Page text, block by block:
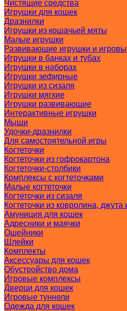
Чистящие средства
Игрушки для кошек
Дразнилки
Игрушки из кошачьей мяты
Малые игрушки
Развивающие игрушки и
Игрушки в банках и тубах
Игрушки в наборах
Игрушки зефирные
Игрушки из сизаля
Игрушки мягкие
Игрушки развивающие
Интерактивные игрушки
Мыши
Удочки-дразнилки
Для самостоятельной игры
Когтеточки
Когтеточки из гофрокартона
Когтеточки-столбики
Комплексы с когтеточками
Малые когтеточки
Когтеточки из сизаля
Когтеточки из ковролина, джута
Амуниция для кошек
Адресники и маячки
Ошейники
Шлейки
Комплекты
Аксессуары для кошек
Обустройство дома
Игровые комплексы
Дверци для кошек
Игровые туннели
Одежда для кошек